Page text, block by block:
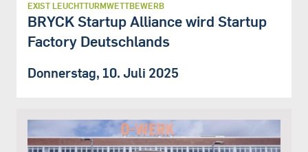
EXIST LEUCHTTURMWETTBEWERB
BRYCK Startup Alliance wird Startup
Factory Deutschlands
Donnerstag, 10. Juli 2025